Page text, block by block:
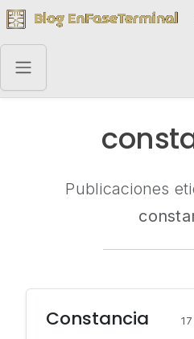
Publicaciones
Constancia